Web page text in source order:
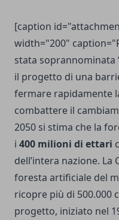
[caption
width="200"
stata soprannominata
il progetto di una
fermare rapidamente
combattere il
2050 si stima che la
i 400 milioni di ettari
dell’intera nazione.
foresta artificiale del
ricopre più di 500.000
progetto, iniziato nel